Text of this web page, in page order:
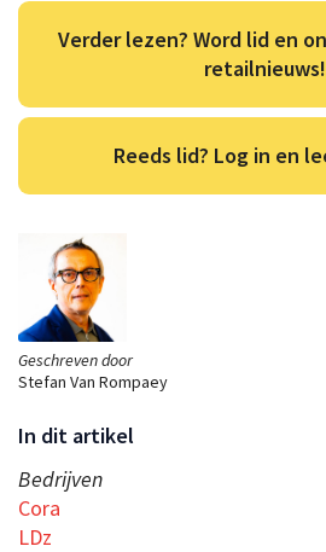
Geschreven door
Stefan Van Rompaey
In dit artikel
Bedrijven
Cora
LDz
Verder lezen? Word lid en
retailnieuws!
Reeds lid? Log in en